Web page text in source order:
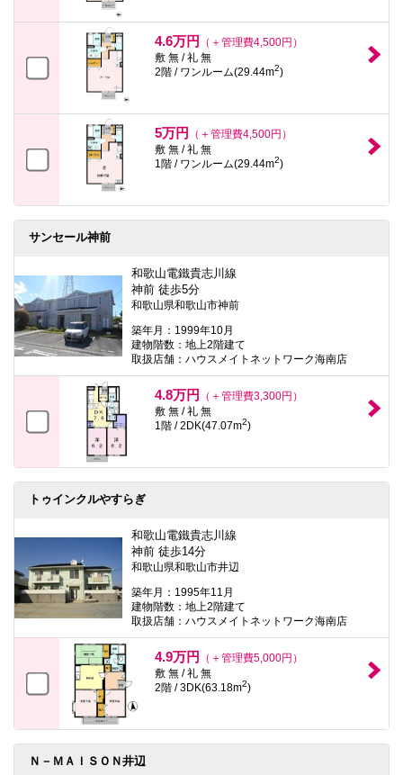
4.6万円
（＋管理費4,500円）
敷 無 / 礼 無
2階 / ワンルーム(29.44m2)
5万円
（＋管理費4,500円）
敷 無 / 礼 無
1階 / ワンルーム(29.44m2)
サンセール神前
和歌山電鐵貴志川線
神前 徒歩5分
和歌山県和歌山市神前
築年月：1999年10月
建物階数：地上2階建て
取扱店舗：ハウスメイトネットワーク海南店
4.8万円
（＋管理費3,300円）
敷 無 / 礼 無
1階 / 2DK(47.07m2)
トゥインクルやすらぎ
和歌山電鐵貴志川線
神前 徒歩14分
和歌山県和歌山市井辺
築年月：1995年11月
建物階数：地上2階建て
取扱店舗：ハウスメイトネットワーク海南店
4.9万円
（＋管理費5,000円）
敷 無 / 礼 無
2階 / 3DK(63.18m2)
Ｎ－ＭＡＩＳＯＮ井辺